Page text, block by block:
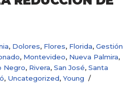
, Dolores, Flores, Florida, Gestión
, Montevideo, Nueva Palmira,
Negro, Rivera, San José, Santa
, Uncategorized, Young